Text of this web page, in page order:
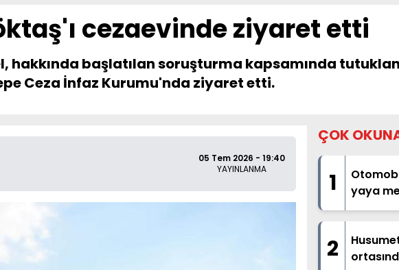
cezaevinde ziyaret etti
hakkında başlatılan soruşturma kapsamında
Ceza İnfaz Kurumu'nda ziyaret etti.
05 Tem 2026 - 19:40
YAYINLANMA
ÇOK
1
yaya
2